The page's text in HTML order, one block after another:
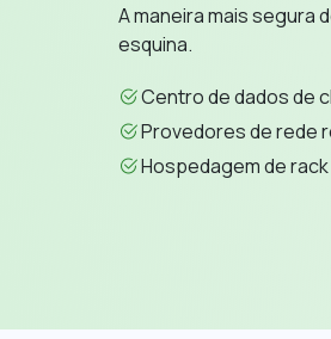
A maneira mais segura
esquina.
Centro de dados de
Provedores de rede
Hospedagem de